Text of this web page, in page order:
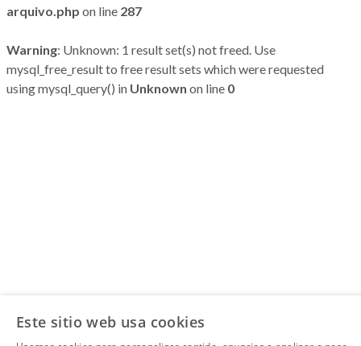
arquivo.php on line 287
Warning: Unknown: 1 result set(s) not freed. Use
mysql_free_result to free result sets which were requested
using mysql_query() in Unknown on line 0
Este sitio web usa cookies